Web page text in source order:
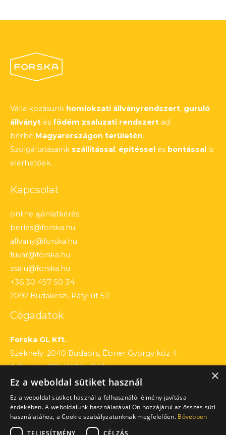
Vállalkozásunk homlokzati állványrendszert, guruló
állványt és födém zsaluzati rendszert ad
bérbe Magyarországon területén.
Szolgáltatásaink szállítással, építéssel és bontással is
elérhetőek.
Kapcsolat
online ajánlatkérés
berles@forska.hu
allvany@forska.hu
fuvar@forska.hu
zsalu@forska.hu
+36 30 457 50 34
2092 Budakeszi, Pátyi út 57.
Cégadatok
Forska GL Kft.
Székhely: 2040 Budaörs, Ébner György köz 4.
Adószám: 26545714 – 2 13
Cégjegyzékszám: 13 – 09 – 195803
Számlaszám: 12010154 – 01660751 – 00100001
×
Ez a weboldal sütiket használ
Ez a weboldal sütiket használ a felhasználói élmény javítása
érdekében. A weboldalunk használatával Ön hozzájárul az összes süti
használatához, a Cookie szabályzatunknak megfelelően. Bővebben
TELJESÍTMÉNY
CÉLZÁS